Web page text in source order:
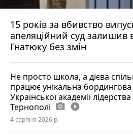
15 років за вбивство
апеляційний суд залишив
Гнатюку без змін
Не просто школа, а дієва
працює унікальна
Української академії лідерства
Тернополі photo_camera play_circle_filled
4 серпня 2026 р.